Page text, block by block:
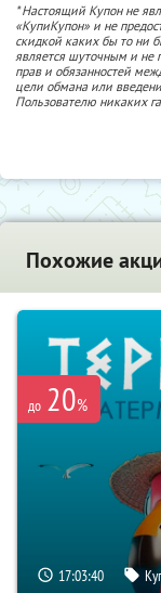
* Настоящий Купон не
«КупиКупон» и не
скидкой каких бы то ни
является шуточным и не
прав и обязанностей
цели обмана или
Пользователю никаких
Похожие
до 20%
17:03:39